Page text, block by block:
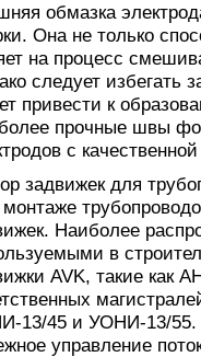
обмазка
Она не только
на процесс
следует избегать
привести к
прочные швы
с
задвижек для
Наиболее
в
AVK, такие
13/45 и УОНИ-13/55.
управление